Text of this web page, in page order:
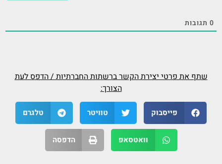
0 תגובות
שתף את פרטי יצירת הקשר ברשתות החברתיות / הדפס לעת
הצורך:
פייסבוק טוויטר טלגרם
וואטסאפ הדפסה